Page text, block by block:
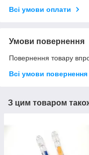
Всі умови оплати
Умови повернення
Повернення товару
Всі умови повернення
З цим товаром